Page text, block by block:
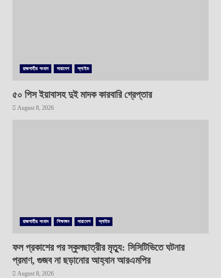
রাজশাহীর সংবাদ সারাদেশ স্লাইড
৫০ পিস ইয়াবাসহ দুই মাদক কারবারি গ্রেপ্তার
August 8, 2026
রাজশাহীর সংবাদ শিক্ষাঙ্গন সারাদেশ স্লাইড
ফল প্রকাশের পর স্কুলছাত্রীর মৃত্যু: সিসিটিভিতে ঘটনার
প্রমাণ, গুজব না ছড়ানোর আহ্বান আরএমপির
August 8, 2026